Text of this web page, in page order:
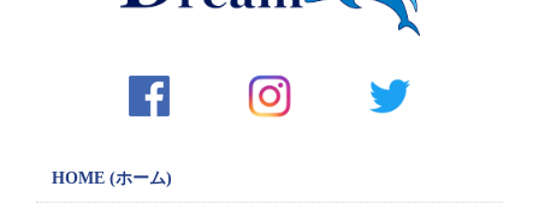
HOME (ホーム)